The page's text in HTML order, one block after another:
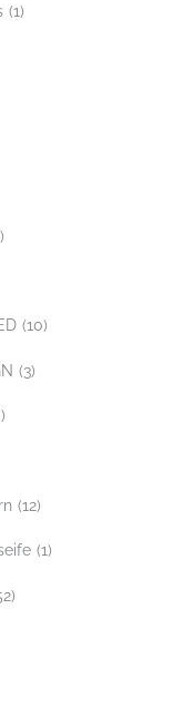
(1)
(10)
(3)
(12)
(1)